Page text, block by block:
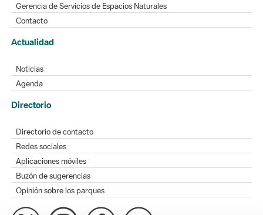
Gerencia de Servicios de Espacios Naturales
Contacto
Actualidad
Noticias
Agenda
Directorio
Directorio de contacto
Redes sociales
Aplicaciones móviles
Buzón de sugerencias
Opinión sobre los parques